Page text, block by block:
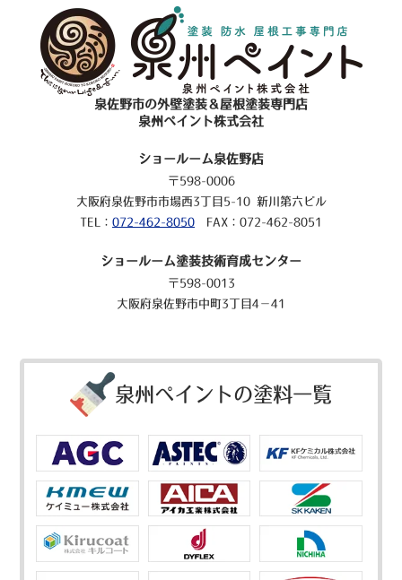
泉佐野市の外壁塗装＆屋根塗装専門店
泉州ペイント株式会社
ショールーム泉佐野店
〒598-0006
大阪府泉佐野市市場西3丁目5-10 新川第六ビル
TEL： 072-462-8050 FAX：072-462-8051
ショールーム塗装技術育成センター
〒598-0013
大阪府泉佐野市中町3丁目4－41
泉州ペイントの塗料一覧